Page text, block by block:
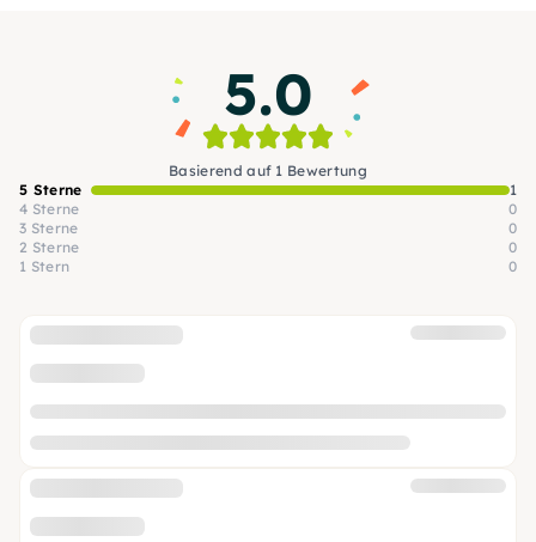
5.0
Basierend auf 1 Bewertung
5 Sterne
1
4 Sterne
0
3 Sterne
0
2 Sterne
0
1 Stern
0